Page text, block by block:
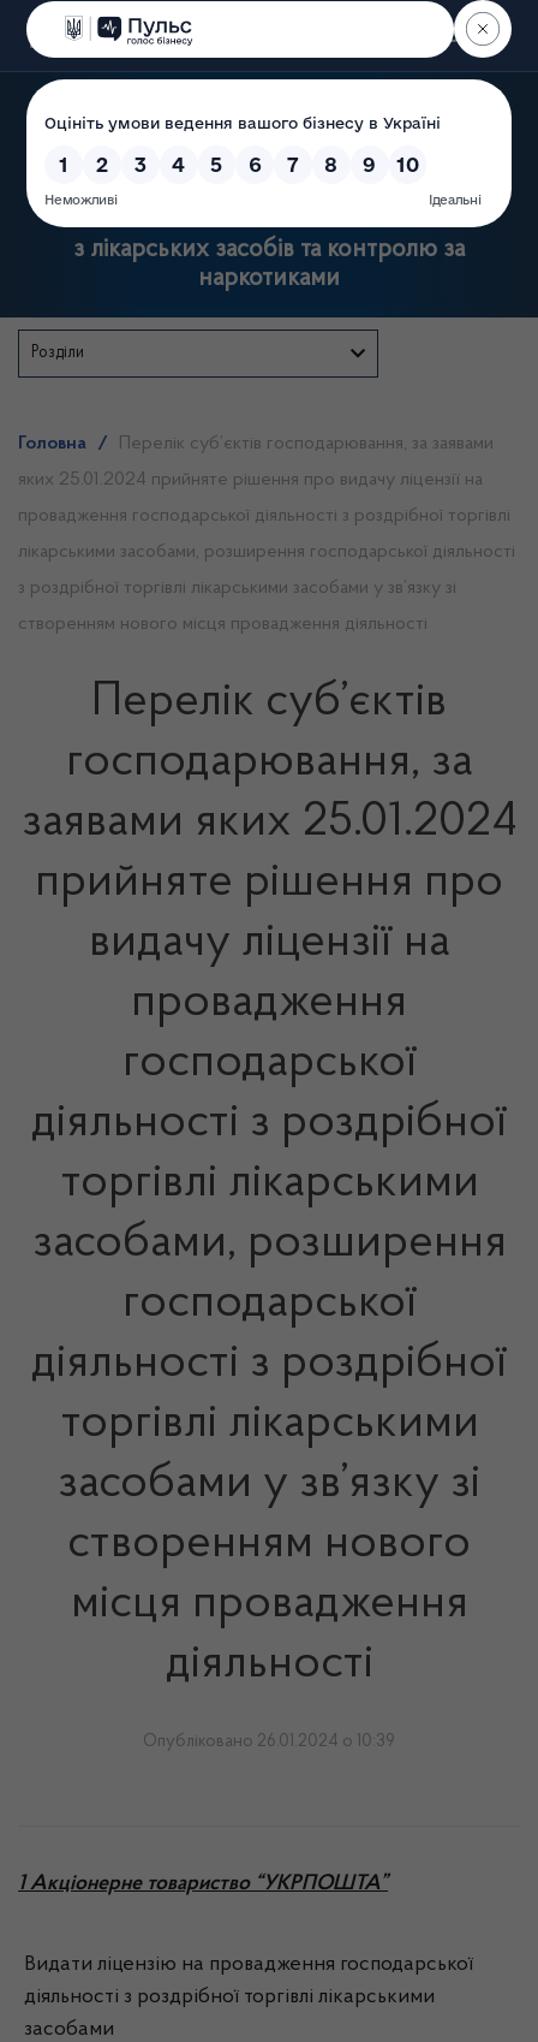
Пошук
Державна служба України
з лікарських засобів та контролю за
наркотиками
Розділи
Головна /
Перелік суб’єктів господарювання, за заявами
яких 25.01.2024 прийняте рішення про видачу ліцензії на
провадження господарської діяльності з роздрібної торгівлі
лікарськими засобами, розширення господарської діяльності
з роздрібної торгівлі лікарськими засобами у зв’язку зі
створенням нового місця провадження діяльності
Перелік суб’єктів
господарювання, за
заявами яких 25.01.2024
прийняте рішення про
видачу ліцензії на
провадження
господарської
діяльності з роздрібної
торгівлі лікарськими
засобами, розширення
господарської
діяльності з роздрібної
торгівлі лікарськими
засобами у зв’язку зі
створенням нового
місця провадження
діяльності
Опубліковано 26.01.2024 о 10:39
1 Акціонерне товариство “УКРПОШТА”
Видати ліцензію на провадження господарської
діяльності з роздрібної торгівлі лікарськими
засобами